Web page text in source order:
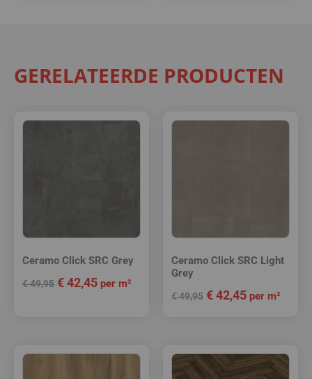
GERELATEERDE PRODUCTEN
Ceramo Click SRC Grey
€49,95 €42,45 per m²
Ceramo Click SRC Light
Grey
€49,95 €42,45 per m²